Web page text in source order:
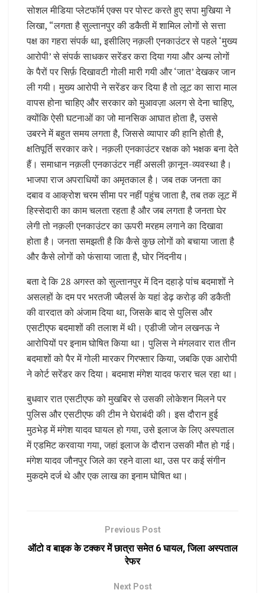
सोशल मीडिया प्लेटफॉर्म एक्स पर पोस्ट करते हुए सपा मुखिया ने
लिखा, “लगता है सुल्तानपुर की डकैती में शामिल लोगों से सत्ता
पक्ष का गहरा संपर्क था, इसीलिए नक़ली एनकाउंटर से पहले ‘मुख्य
आरोपी’ से संपर्क साधकर सरेंडर करा दिया गया और अन्य लोगों
के पैरों पर सिर्फ़ दिखावटी गोली मारी गयी और ‘जात’ देखकर जान
ली गयी। मुख्य आरोपी ने सरेंडर कर दिया है तो लूट का सारा माल
वापस होना चाहिए और सरकार को मुआवज़ा अलग से देना चाहिए,
क्योंकि ऐसी घटनाओं का जो मानसिक आघात होता है, उससे
उबरने में बहुत समय लगता है, जिससे व्यापार की हानि होती है,
क्षतिपूर्ति सरकार करे। नक़ली एनकाउंटर रक्षक को भक्षक बना देते
हैं। समाधान नक़ली एनकाउंटर नहीं असली क़ानून-व्यवस्था है।
भाजपा राज अपराधियों का अमृतकाल है। जब तक जनता का
दबाव व आक्रोश चरम सीमा पर नहीं पहुंच जाता है, तब तक लूट में
हिस्सेदारी का काम चलता रहता है और जब लगता है जनता घेर
लेगी तो नक़ली एनकाउंटर का ऊपरी मरहम लगाने का दिखावा
होता है। जनता समझती है कि कैसे कुछ लोगों को बचाया जाता है
और कैसे लोगों को फंसाया जाता है, घोर निंदनीय।
बता दे कि 28 अगस्त को सुल्तानपुर में दिन दहाड़े पांच बदमाशों ने
असलहों के दम पर भरतजी ज्वैलर्स के यहां डेढ़ करोड़ की डकैती
की वारदात को अंजाम दिया था, जिसके बाद से पुलिस और
एसटीएफ बदमाशों की तलाश में थी। एडीजी जोन लखनऊ ने
आरोपियों पर इनाम घोषित किया था। पुलिस ने मंगलवार रात तीन
बदमाशों को पैर में गोली मारकर गिरफ्तार किया, जबकि एक आरोपी
ने कोर्ट सरेंडर कर दिया। बदमाश मंगेश यादव फरार चल रहा था।
बुधवार रात एसटीएफ को मुखबिर से उसकी लोकेशन मिलने पर
पुलिस और एसटीएफ की टीम ने घेराबंदी की। इस दौरान हुई
मुठभेड़ में मंगेश यादव घायल हो गया, उसे इलाज के लिए अस्पताल
में एडमिट करवाया गया, जहां इलाज के दौरान उसकी मौत हो गई।
मंगेश यादव जौनपुर जिले का रहने वाला था, उस पर कई संगीन
मुकदमे दर्ज थे और एक लाख का इनाम घोषित था।
Previous Post
ऑटो व बाइक के टक्कर में छात्रा समेत 6 घायल, जिला अस्पताल
रेफर
Next Post